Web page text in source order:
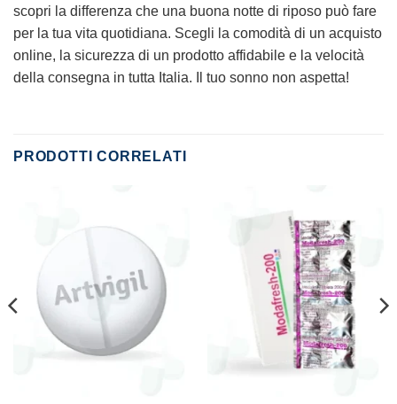
scopri la differenza che una buona notte di riposo può fare
per la tua vita quotidiana. Scegli la comodità di un acquisto
online, la sicurezza di un prodotto affidabile e la velocità
della consegna in tutta Italia. Il tuo sonno non aspetta!
PRODOTTI CORRELATI